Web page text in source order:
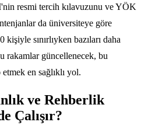
resmi tercih kılavuzunu ve YÖK
da üniversiteye göre
sınırlıyken bazıları daha
rakamlar güncellenecek, bu
en sağlıklı yol.
ve Rehberlik
Çalışır?